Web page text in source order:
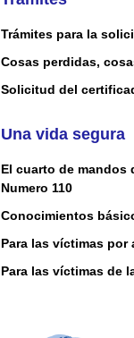
Trámites para la
Cosas perdidas,
Solicitud del
Una vida segura
El cuarto de mandos
Numero 110
Conocimientos
Para las víctimas por
Para las víctimas de